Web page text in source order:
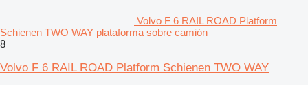
Volvo F 6 RAIL ROAD Platform
Schienen TWO WAY plataforma sobre camión
8
Volvo F 6 RAIL ROAD Platform Schienen TWO WAY